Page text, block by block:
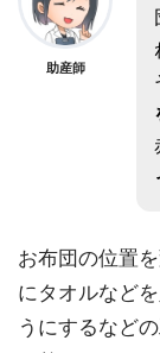
助産師
お布団の位置
にタオルなど
うにするなど